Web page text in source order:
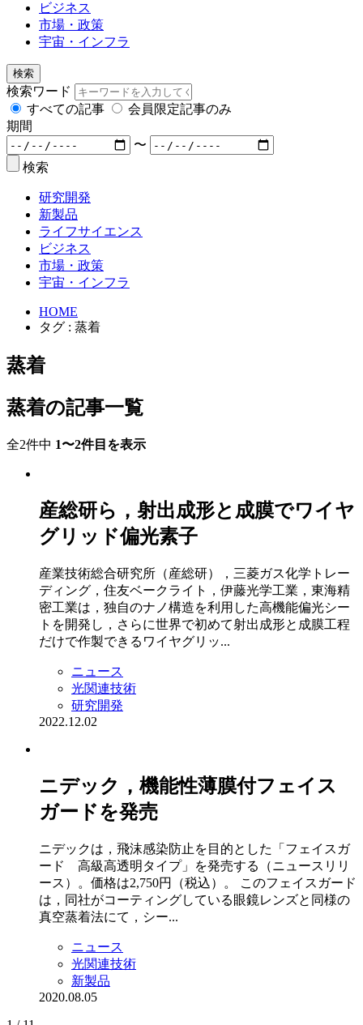
ビジネス
市場・政策
宇宙・インフラ
検索
検索ワード
すべての記事
会員限定記事のみ
期間
〜
検索
研究開発
新製品
ライフサイエンス
ビジネス
市場・政策
宇宙・インフラ
HOME
タグ : 蒸着
蒸着
蒸着の記事一覧
全2件中 1〜2件目を表示
産総研ら，射出成形と成膜でワイヤ
グリッド偏光素子
産業技術総合研究所（産総研），三菱ガス化学トレー
ディング，住友ベークライト，伊藤光学工業，東海精
密工業は，独自のナノ構造を利用した高機能偏光シー
トを開発し，さらに世界で初めて射出成形と成膜工程
だけで作製できるワイヤグリッ...
ニュース
光関連技術
研究開発
2022.12.02
ニデック，機能性薄膜付フェイス
ガードを発売
ニデックは，飛沫感染防止を目的とした「フェイスガ
ード 高級高透明タイプ」を発売する（ニュースリリ
ース）。価格は2,750円（税込）。 このフェイスガード
は，同社がコーティングしている眼鏡レンズと同様の
真空蒸着法にて，シー...
ニュース
光関連技術
新製品
2020.08.05